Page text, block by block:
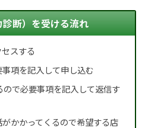
断）を受ける流れ
スする
項を記入して申し込む
で必要事項を記入して返信す
かかってくるので希望する店